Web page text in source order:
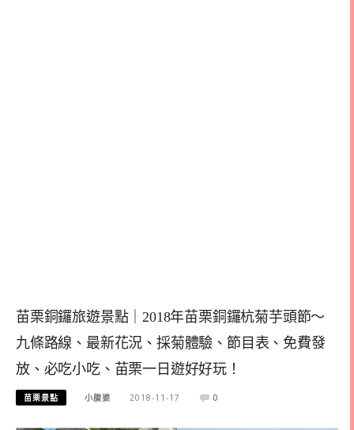
苗栗銅鑼旅遊景點｜2018年苗栗銅鑼杭菊芋頭節～
九條路線、最新花況、採菊體驗、節目表、免費發
放、必吃小吃、苗栗一日遊好好玩！
苗栗景點 小腹婆 2018-11-17 0